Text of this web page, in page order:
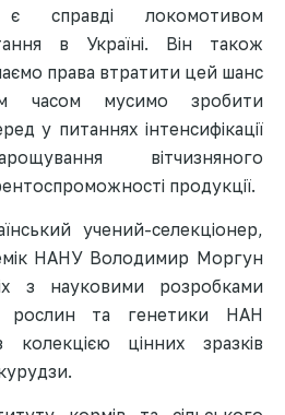
є справді локомотивом
в Україні. Він також
права втратити цей шанс
часом мусимо зробити
у питаннях інтенсифікації
вітчизняного
продукції.
учений-селекціонер,
НАНУ Володимир Моргун
з науковими розробками
рослин та генетики НАН
цінних зразків